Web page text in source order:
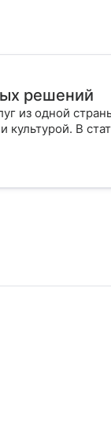
решений
из одной
В